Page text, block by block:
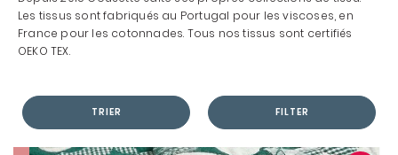
Les tissus sont fabriqués au Portugal pour les viscoses, en
France pour les cotonnades. Tous nos tissus sont certifiés
OEKO TEX.
TRIER FILTER